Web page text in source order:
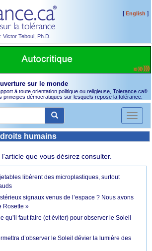
Victor Teboul, Ph.D.
[English ]
sur le monde
à toute orientation politique ou religieuse, Tolerance.ca®
principes démocratiques sur lesquels repose la tolérance.
Toggle
humains
que vous désirez consulter.
libèrent des microplastiques, surtout
signaux venus de l’espace ? Nous avons
Rosette »
qu’il faut faire (et éviter) pour observer le Soleil
d’observer le Soleil dévier la lumière des